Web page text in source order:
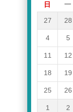
日 一
27 28
4 5
11 12
18 19
25 26
1 2